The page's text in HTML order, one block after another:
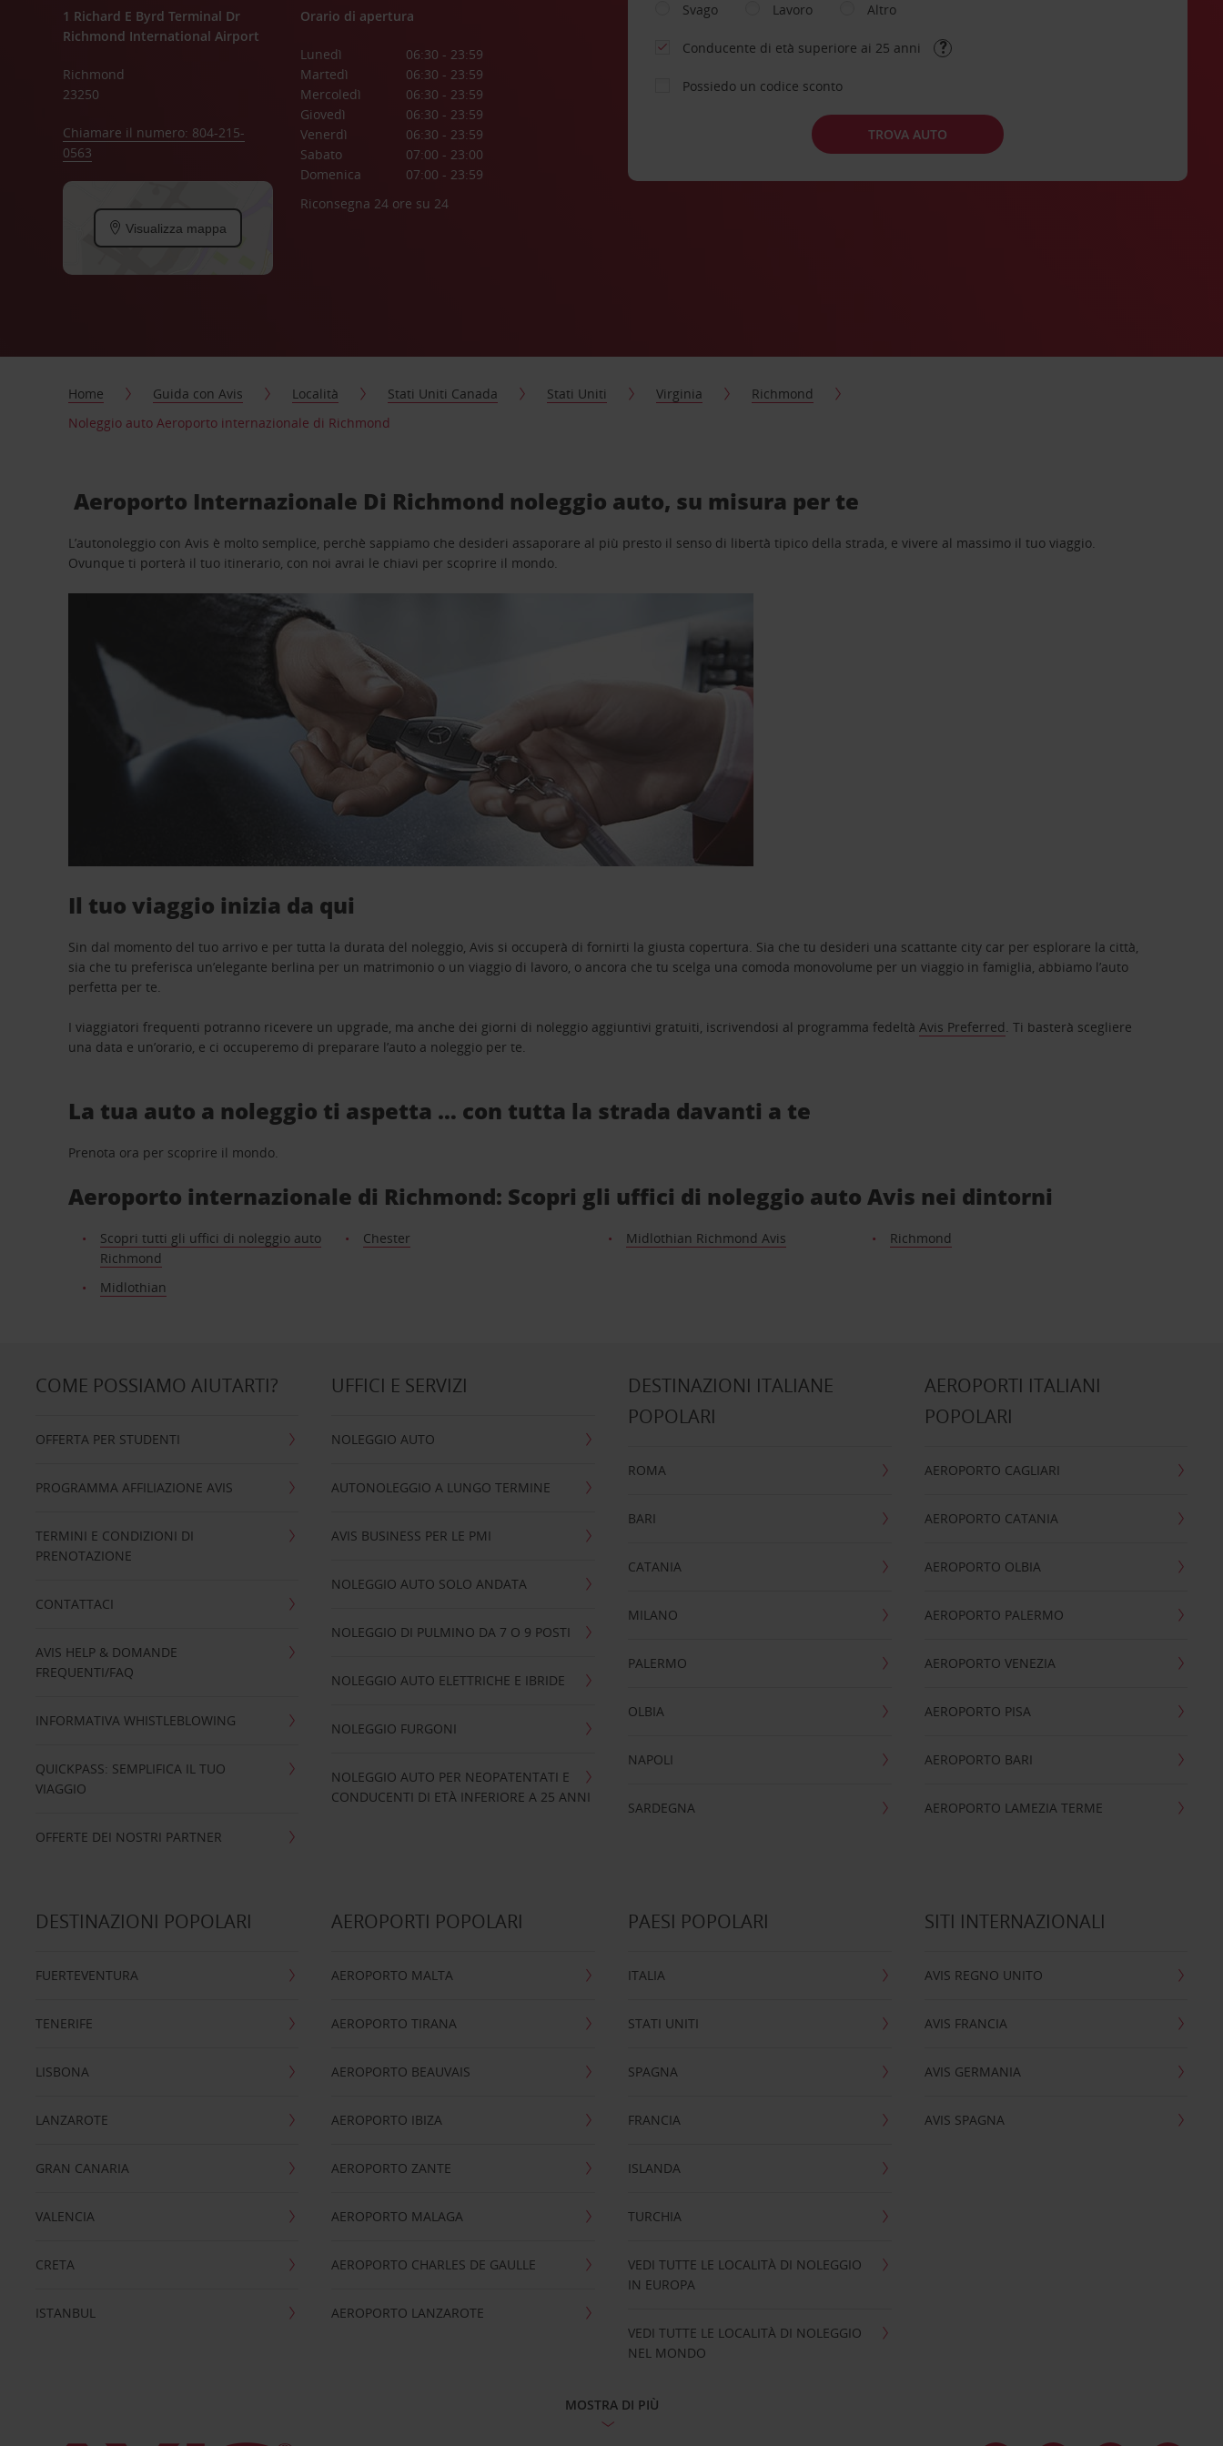
1 Richard E Byrd Terminal Dr
Richmond International Airport
Richmond
23250
Chiamare il numero: 804-215-
0563
Visualizza mappa
Orario di apertura
Lunedì
06:30 - 23:59
Martedì
06:30 - 23:59
Mercoledì
06:30 - 23:59
Giovedì
06:30 - 23:59
Venerdì
06:30 - 23:59
Sabato
07:00 - 23:00
Domenica
07:00 - 23:59
Riconsegna 24 ore su 24
Svago
Lavoro Altro
Conducente di età superiore ai 25 anni
Possiedo un codice sconto
TROVA AUTO
Home Guida con Avis Località Stati Uniti Canada Stati Uniti Virginia
Richmond
Noleggio auto Aeroporto internazionale di Richmond
Aeroporto Internazionale Di Richmond noleggio auto, su misura per te
L’autonoleggio con Avis è molto semplice, perchè sappiamo che desideri assaporare al più presto il senso di libertà tipico della strada, e vivere al massimo il tuo viaggio.
Ovunque ti porterà il tuo itinerario, con noi avrai le chiavi per scoprire il mondo.
Il tuo viaggio inizia da qui
Sin dal momento del tuo arrivo e per tutta la durata del noleggio, Avis si occuperà di fornirti la giusta copertura. Sia che tu desideri una scattante city car per esplorare la città,
sia che tu preferisca un’elegante berlina per un matrimonio o un viaggio di lavoro, o ancora che tu scelga una comoda monovolume per un viaggio in famiglia, abbiamo l’auto
perfetta per te.
I viaggiatori frequenti potranno ricevere un upgrade, ma anche dei giorni di noleggio aggiuntivi gratuiti, iscrivendosi al programma fedeltàAvis Preferred. Ti basterà scegliere
una data e un’orario, e ci occuperemo di preparare l’auto a noleggio per te.
La tua auto a noleggio ti aspetta … con tutta la strada davanti a te
Prenota ora per scoprire il mondo.
Aeroporto internazionale di Richmond: Scopri gli uffici di noleggio auto Avis nei dintorni
Scopri tutti gli uffici di noleggio auto
Richmond
Chester Midlothian Richmond Avis Richmond
Midlothian
COME POSSIAMO AIUTARTI?
OFFERTA PER STUDENTI
PROGRAMMA AFFILIAZIONE AVIS
TERMINI E CONDIZIONI DI
PRENOTAZIONE
CONTATTACI
AVIS HELP & DOMANDE
FREQUENTI/FAQ
INFORMATIVA WHISTLEBLOWING
QUICKPASS: SEMPLIFICA IL TUO
VIAGGIO
OFFERTE DEI NOSTRI PARTNER
UFFICI E SERVIZI
NOLEGGIO AUTO
AUTONOLEGGIO A LUNGO TERMINE
AVIS BUSINESS PER LE PMI
NOLEGGIO AUTO SOLO ANDATA
NOLEGGIO DI PULMINO DA 7 O 9 POSTI
NOLEGGIO AUTO ELETTRICHE E IBRIDE
NOLEGGIO FURGONI
NOLEGGIO AUTO PER NEOPATENTATI E
CONDUCENTI DI ETÀ INFERIORE A 25 ANNI
DESTINAZIONI ITALIANE
POPOLARI
ROMA
BARI
CATANIA
MILANO
PALERMO
OLBIA
NAPOLI
SARDEGNA
AEROPORTI ITALIANI
POPOLARI
AEROPORTO CAGLIARI
AEROPORTO CATANIA
AEROPORTO OLBIA
AEROPORTO PALERMO
AEROPORTO VENEZIA
AEROPORTO PISA
AEROPORTO BARI
AEROPORTO LAMEZIA TERME
DESTINAZIONI POPOLARI
FUERTEVENTURA
TENERIFE
LISBONA
LANZAROTE
GRAN CANARIA
VALENCIA
CRETA
ISTANBUL
AEROPORTI POPOLARI
AEROPORTO MALTA
AEROPORTO TIRANA
AEROPORTO BEAUVAIS
AEROPORTO IBIZA
AEROPORTO ZANTE
AEROPORTO MALAGA
AEROPORTO CHARLES DE GAULLE
AEROPORTO LANZAROTE
PAESI POPOLARI
ITALIA
STATI UNITI
SPAGNA
FRANCIA
ISLANDA
TURCHIA
VEDI TUTTE LE LOCALITÀ DI NOLEGGIO
IN EUROPA
VEDI TUTTE LE LOCALITÀ DI NOLEGGIO
NEL MONDO
SITI INTERNAZIONALI
AVIS REGNO UNITO
AVIS FRANCIA
AVIS GERMANIA
AVIS SPAGNA
MOSTRA DI PIÙ